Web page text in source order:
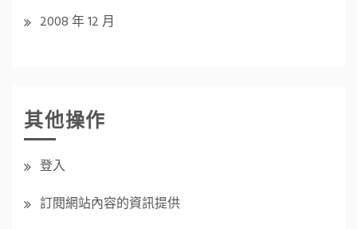
2008 年 12 月
其他操作
登入
訂閱網站內容的資訊提供